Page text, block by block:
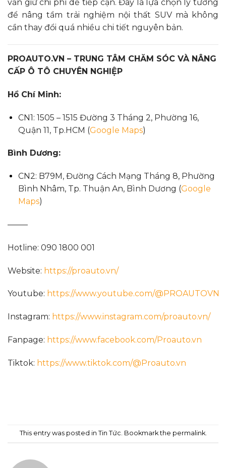
vẫn giữ chi phí dễ tiếp cận. Đây là lựa chọn lý tưởng
để nâng tầm trải nghiệm nội thất SUV mà không
cần thay đổi quá nhiều chi tiết nguyên bản.
PROAUTO.VN – TRUNG TÂM CHĂM SÓC VÀ NÂNG
CẤP Ô TÔ CHUYÊN NGHIỆP
Hồ Chí Minh:
CN1: 1505 – 1515 Đường 3 Tháng 2, Phường 16,
Quận 11, Tp.HCM (Google Maps)
Bình Dương:
CN2: B79M, Đường Cách Mạng Tháng 8, Phường
Bình Nhâm, Tp. Thuận An, Bình Dương (Google
Maps)
——–
Hotline: 090 1800 001
Website: https://proauto.vn/
Youtube: https://www.youtube.com/@PROAUTOVN
Instagram: https://www.instagram.com/proauto.vn/
Fanpage: https://www.facebook.com/Proauto.vn
Tiktok: https://www.tiktok.com/@Proauto.vn
This entry was posted in Tin Tức. Bookmark the permalink.